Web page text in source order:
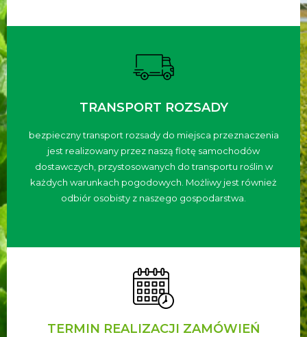
TRANSPORT ROZSADY
bezpieczny transport rozsady do miejsca przeznaczenia
jest realizowany przez naszą flotę samochodów
dostawczych, przystosowanych do transportu roślin w
każdych warunkach pogodowych. Możliwy jest również
odbiór osobisty z naszego gospodarstwa.
TERMIN REALIZACJI ZAMÓWIEŃ